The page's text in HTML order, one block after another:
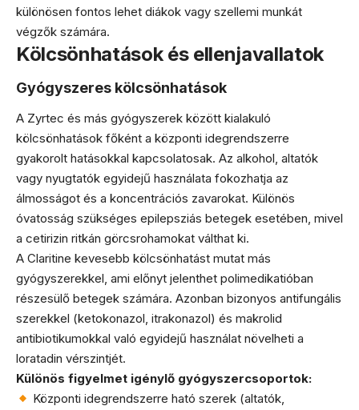
különösen fontos lehet diákok vagy szellemi munkát
végzők számára.
Kölcsönhatások és ellenjavallatok
Gyógyszeres kölcsönhatások
A Zyrtec és más gyógyszerek között kialakuló
kölcsönhatások főként a központi idegrendszerre
gyakorolt hatásokkal kapcsolatosak. Az alkohol, altatók
vagy nyugtatók egyidejű használata fokozhatja az
álmosságot és a koncentrációs zavarokat. Különös
óvatosság szükséges epilepsziás betegek esetében, mivel
a cetirizin ritkán görcsrohamokat válthat ki.
A Claritine kevesebb kölcsönhatást mutat más
gyógyszerekkel, ami előnyt jelenthet polimedikatióban
részesülő betegek számára. Azonban bizonyos antifungális
szerekkel (ketokonazol, itrakonazol) és makrolid
antibiotikumokkal való egyidejű használat növelheti a
loratadin vérszintjét.
Különös figyelmet igénylő gyógyszercsoportok:
Központi idegrendszerre ható szerek (altatók,